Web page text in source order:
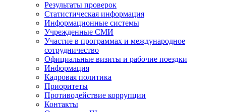
Результаты проверок
Статистическая информация
Информационные системы
Учрежденные СМИ
Участие в программах и международное
сотрудничество
Официальные визиты и рабочие поездки
Информация
Кадровая политика
Приоритеты
Противодействие коррупции
Контакты